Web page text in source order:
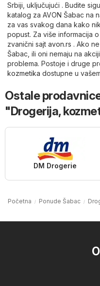
Srbiji, uključujući . Budite
katalog za AVON Šabac na
za vas svakog dana kako
popust. Za više informacija
zvanični sajt avon.rs . Ako
Šabac, ili oni nemaju na
problema. Postoje i druge
kozmetika dostupne u
Ostale
"Drogerija,
DM Drogerie
Početna Ponude Šabac